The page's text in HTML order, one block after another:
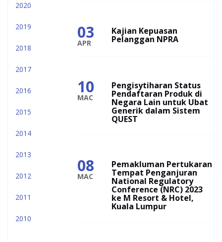
2020
2019
2018
2017
2016
2015
2014
2013
2012
2011
2010
03
APR
Kajian Kepuasan
Pelanggan NPRA
10
MAC
Pengisytiharan Status
Pendaftaran Produk di
Negara Lain untuk Ubat
Generik dalam Sistem
QUEST
08
MAC
Pemakluman Pertukaran
Tempat Penganjuran
National Regulatory
Conference (NRC) 2023
ke M Resort & Hotel,
Kuala Lumpur